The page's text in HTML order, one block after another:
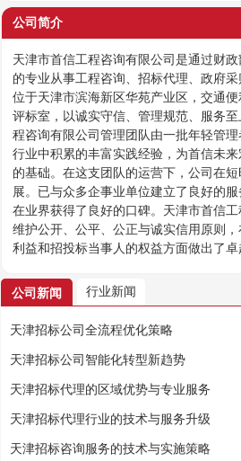
公司简介
天津市首信工程咨询有限公司是通过财
的专业从事工程咨询、招标代理、政府
位于天津市滨海新区华苑产业区，交通便
评标室，以诚实守信、管理规范、服务
程咨询有限公司管理团队由一批年轻管
行业中积累的丰富实践经验，为首信未
的基础。在这支团队的运营下，公司在
展。已与众多企事业单位建立了良好的
在业界获得了良好的口碑。天津市首信
维护公开、公平、公正与诚实信用原则
利益和招投标当事人的权益方面做出了卓
公司新闻 行业新闻
天津招标公司全流程优化策略
天津招标公司智能化转型新趋势
天津招标代理的区域优势与专业服务
天津招标代理行业的技术与服务升级
天津招标咨询服务的技术与实施策略